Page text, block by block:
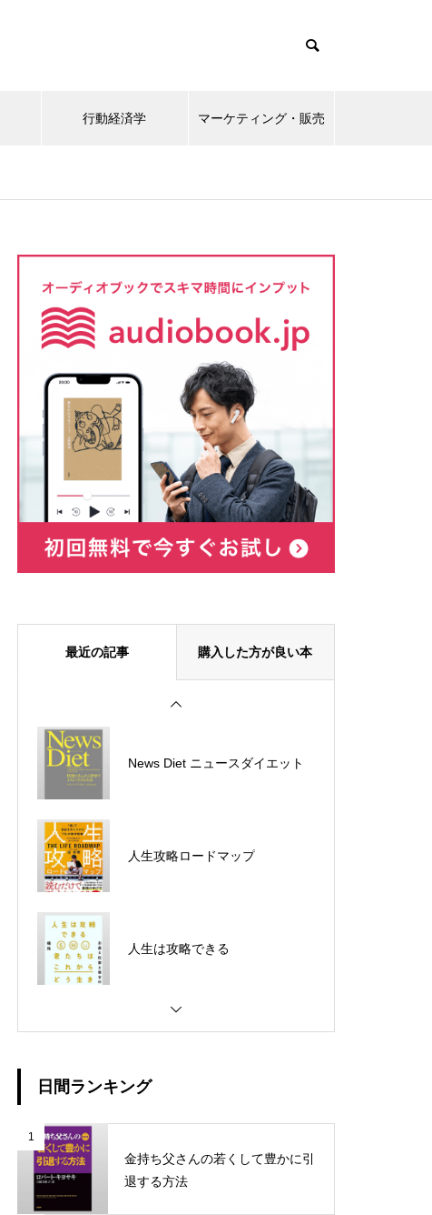
行動経済学 マーケティング・販売
最近の記事 購入した方が良い本
ビジネスで圧勝できる脳科学
超雑談力
10倍売れるWebコピーライティ
ング ーコンバージョン率平均4.9
2%を稼ぐランディングページの
作り方
日本の真相！知らないと「殺さ
れる！！」
脳と体が若くなる断食力
News Diet ニュースダイエット
人生攻略ロードマップ
人生は攻略できる
日間ランキング
1
金持ち父さんの若くして豊かに引
退する方法